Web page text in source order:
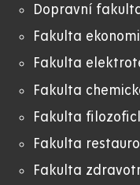
Dopravní
Fakulta
Fakulta
Fakulta
Fakulta
Fakulta
Fakulta